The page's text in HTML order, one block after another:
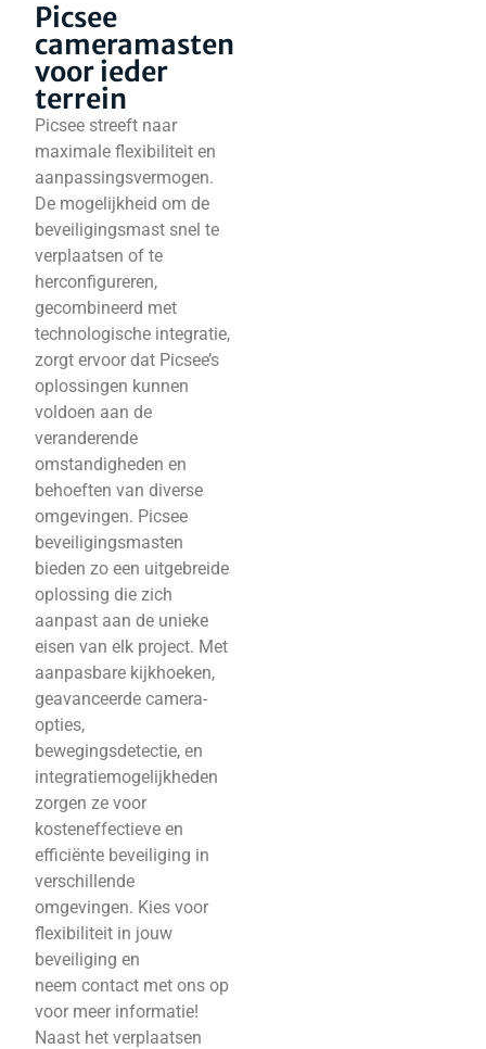
Picsee
cameramasten
voor ieder
terrein
Picsee streeft naar
maximale flexibiliteit en
aanpassingsvermogen.
De mogelijkheid om de
beveiligingsmast snel te
verplaatsen of te
herconfigureren,
gecombineerd met
technologische integratie,
zorgt ervoor dat Picsee’s
oplossingen kunnen
voldoen aan de
veranderende
omstandigheden en
behoeften van diverse
omgevingen. Picsee
beveiligingsmasten
bieden zo een uitgebreide
oplossing die zich
aanpast aan de unieke
eisen van elk project. Met
aanpasbare kijkhoeken,
geavanceerde camera-
opties,
bewegingsdetectie, en
integratiemogelijkheden
zorgen ze voor
kosteneffectieve en
efficiënte beveiliging in
verschillende
omgevingen. Kies voor
flexibiliteit in jouw
beveiliging en
neem contact met ons op
voor meer informatie!
Naast het verplaatsen